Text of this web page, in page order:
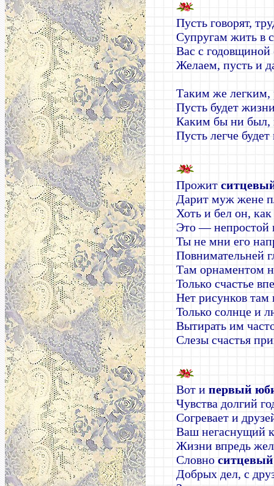
Пусть говорят,
Супругам жить в
Вас с годовщиной
Желаем, пусть и
Таким же легким,
Пусть будет
Каким бы ни был,
Пусть легче будет
Прожит
Дарит муж жене
Хоть и бел он,
Это — непростой
Ты не мни его
Повнимательней
Там орнаментом
Только счастье
Нет рисунков там
Только солнце и
Вытирать им
Слезы счастья
Вот и первый
Чувства долгий
Согревает и
Ваш негаснущий
Жизни впредь
Словно ситцевый
Добрых дел, с